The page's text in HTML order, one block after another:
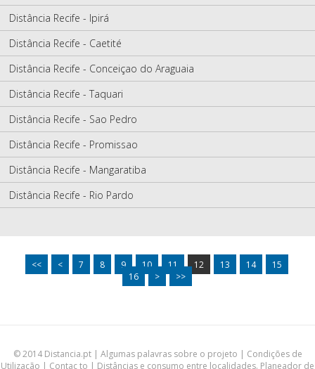
Distância Recife - Ipirá
Distância Recife - Caetité
Distância Recife - Conceiçao do Araguaia
Distância Recife - Taquari
Distância Recife - Sao Pedro
Distância Recife - Promissao
Distância Recife - Mangaratiba
Distância Recife - Rio Pardo
<< < 7 8 9 10 11 12 13 14
15
16
> >>
© 2014 Distancia.pt | Algumas palavras sobre o projeto | Condições de
Utilização | Contac to | Distâncias e consumo entre localidades. Planeador de